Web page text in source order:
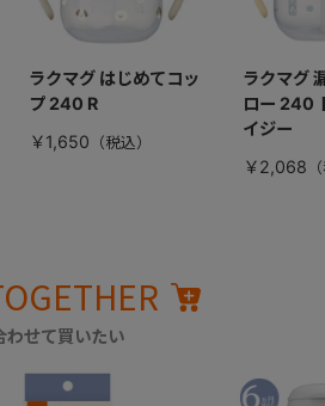
ラクマグ はじめてコッ
プ 240 R
￥1,650
ラクマグ
ロー 240
イジー
￥2,068
わせて買いたい